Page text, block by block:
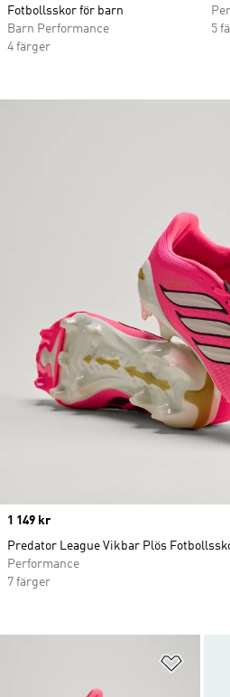
Fotbollsskor för barn
Barn Performance
4 färger
5
Price
1 149 kr
Predator League Vikbar Plös
Performance
7 färger